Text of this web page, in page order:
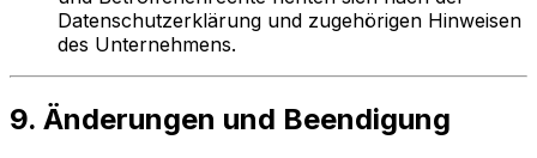
Datenschutzerklärung und zugehörigen Hinweisen
des Unternehmens.
9. Änderungen und Beendigung